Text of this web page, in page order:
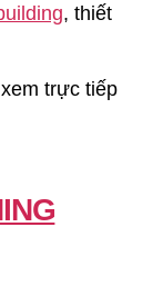
, thiết
trực tiếp